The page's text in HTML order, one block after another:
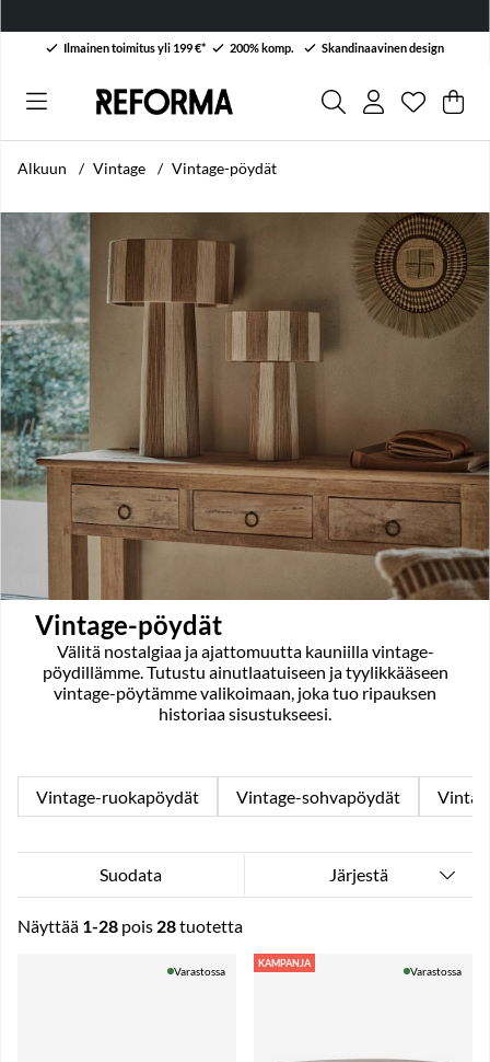
Ilmainen toimitus yli 199 €* 200% komp. Skandinaavinen design
Toivelista
. .
Alkuun Vintage Vintage-pöydät
Vintage-pöydät
Välitä nostalgiaa ja ajattomuutta kauniilla vintage-
pöydillämme. Tutustu ainutlaatuiseen ja tyylikkääseen
vintage-pöytämme valikoimaan, joka tuo ripauksen
historiaa sisustukseesi.
Vintage-ruokapöydät Vintage-sohvapöydät
Suodata Järjestä
Näyttää 1-28 pois 28tuotetta
Varastossa
KAMPANJA
Varastossa